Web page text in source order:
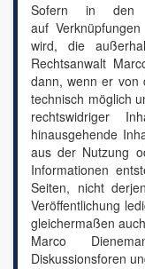
Sofern in
auf
wird, die
Rechtsanwalt
dann, wenn er von
technisch möglich
rechtswidriger
hinausgehende
aus der Nutzung
Informationen
Seiten, nicht
Veröffentlichung
gleichermaßen
Marco
Diskussionsforen